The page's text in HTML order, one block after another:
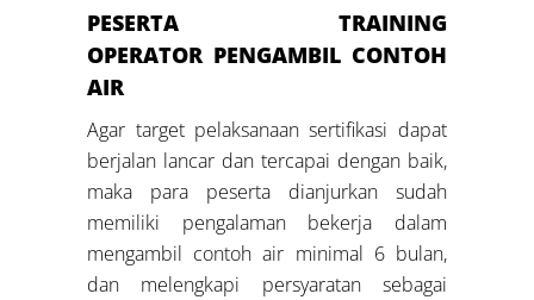
PESERTA TRAINING
OPERATORPENGAMBIL CONTOH
AIR
Agar target pelaksanaan sertifikasi dapat
berjalan lancar dan tercapai dengan baik,
maka para peserta dianjurkan sudah
memiliki pengalaman bekerja dalam
mengambil contoh air minimal 6 bulan,
dan melengkapi persyaratan sebagai